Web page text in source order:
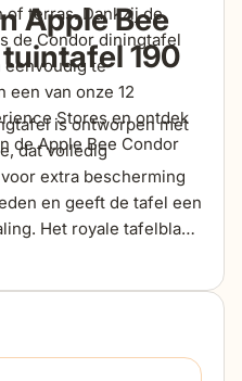
of terras. Dankzij de
de Condor diningtafel
te
een van onze 12
Stores en ontdek
de Apple Bee Condor
Apple Bee
190
is ontworpen met
dat volledig
extra bescherming
en geeft de tafel een
Het royale tafelblad
teakhout, afkomstig van
hout een elegante
de tijdloze uitstraling